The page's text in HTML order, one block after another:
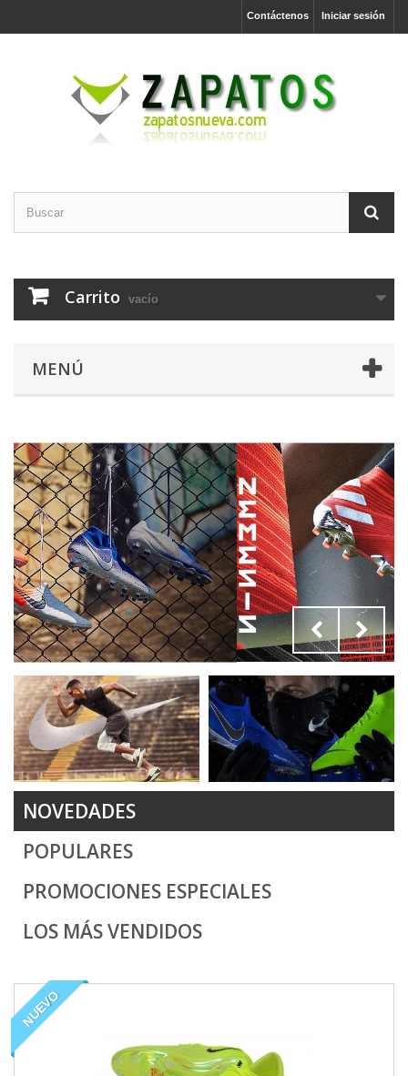
Iniciar sesión
Contáctenos
Carrito vacío
MENÚ
NOVEDADES
POPULARES
PROMOCIONES ESPECIALES
LOS MÁS VENDIDOS
NUEVO